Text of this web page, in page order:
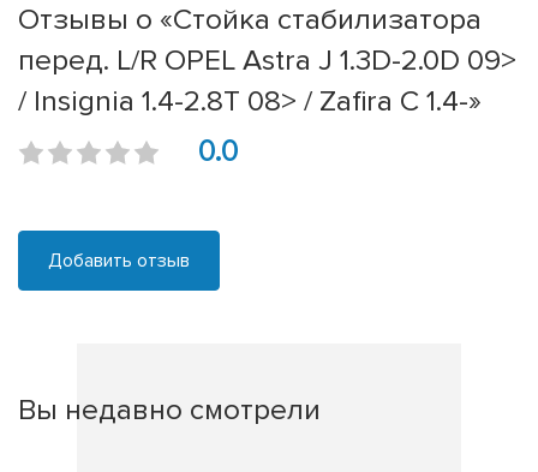
Отзывы о «Стойка стабилизатора
перед. L/R OPEL Astra J 1.3D-2.0D 09>
/ Insignia 1.4-2.8T 08> / Zafira C 1.4-»
0.0
Добавить отзыв
Вы недавно смотрели